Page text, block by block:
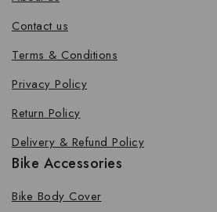
Contact us
Terms & Conditions
Privacy Policy
Return Policy
Delivery & Refund Policy
Bike Accessories
Bike Body Cover